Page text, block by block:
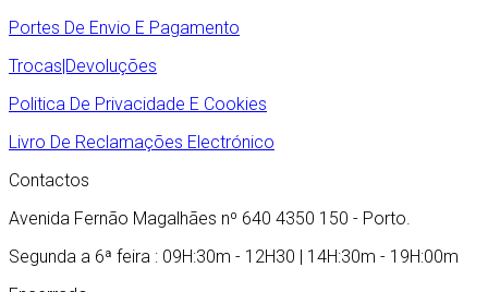
Portes De Envio E Pagamento
Trocas|Devoluções
Politica De Privacidade E Cookies
Livro De Reclamações Electrónico
Contactos
Avenida Fernão Magalhães nº 640 4350 150 - Porto.
Segunda a 6ª feira : 09H:30m - 12H30 | 14H:30m - 19H:00m